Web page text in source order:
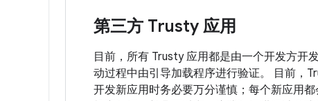
第三方 Trusty 应用
目前，所有 Trusty 应用都是由一个开发方开
动过程中由引导加载程序进行验证。 目前，
开发新应用时务必要万分谨慎；每个新应用